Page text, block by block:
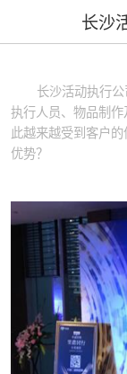
长沙
长沙活动执行
执行人员、物品制
此越来越受到客户
优势？